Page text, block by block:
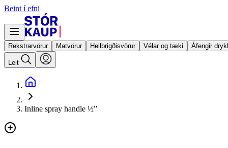
Beint í efni
Rekstrarvörur Matvörur Heilbrigðisvörur Vélar og tæki Áfengir
Leit
Inline spray handle ½”